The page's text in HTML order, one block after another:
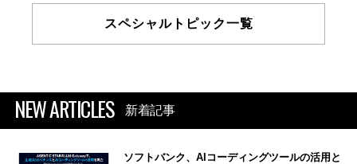
スペシャルトピック一覧
NEW ARTICLES 新着記事
ソフトバンク、AIコーディングツールの活用と